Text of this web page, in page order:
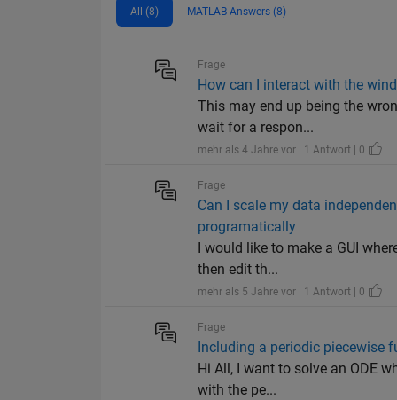
All (8) MATLAB Answers (8)
Frage
How can I interact with the
This may end up being the
wait for a respon...
mehr als 4 Jahre vor | 1 Antwort | 0
Frage
Can I scale my data
programatically
I would like to make a GUI
then edit th...
mehr als 5 Jahre vor | 1 Antwort | 0
Frage
Including a periodic piecewise
Hi All, I want to solve an ODE
with the pe...